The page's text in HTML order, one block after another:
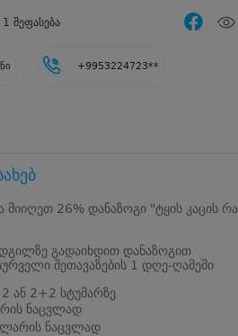
1 შეფასება
+9953224723**
26% დანაზოგი "ტყის კაცის
გადაიხდით დანაზოგით
შეთავაზების 1 დღე-ღამეში
2 ან 2+2 სტუმარზე
ნაცვლად
ნაცვლად